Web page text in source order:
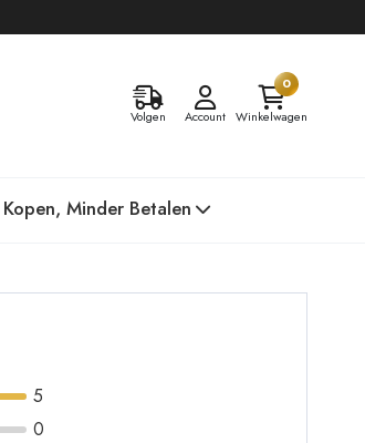
Volgen Account
0
Winkelwagen
Minder Betalen
5
0